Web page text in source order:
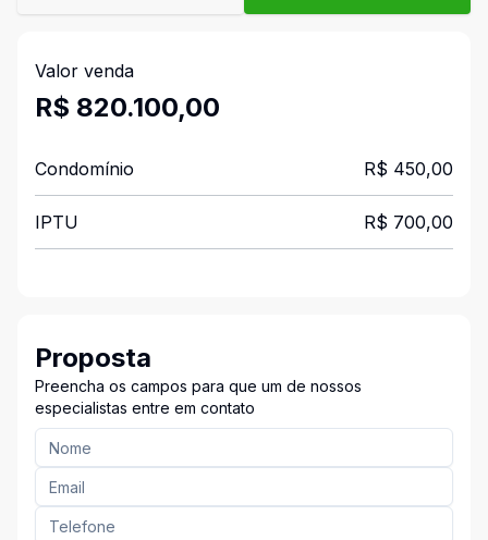
Valor venda
R$ 820.100,00
Condomínio R$ 450,00
IPTU R$ 700,00
Proposta
Preencha os campos para que um de nossos
especialistas entre em contato